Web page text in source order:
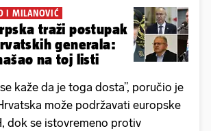
I MILANOVIĆ
traži postupak
generala:
na toj listi
kaže da je toga dosta”, poručio je
može podržavati europske
dok se istovremeno protiv